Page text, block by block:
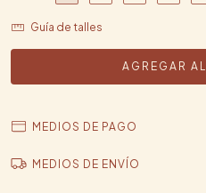
Guía de talles
MEDIOS DE PAGO
MEDIOS DE ENVÍO